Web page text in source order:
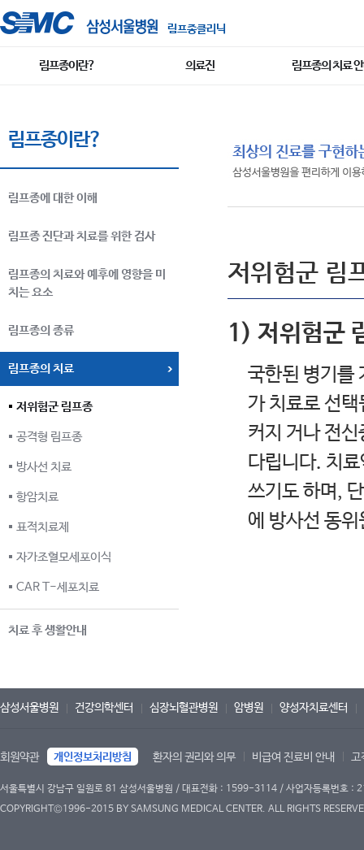
림프종클리닉
림프종이란? 의료진 림프종의 치료
림프종이란?
림프종에 대한 이해
림프종 진단과 치료를 위한 검사
림프종의 치료와 예후에 영향을 미
치는 요소
림프종의 종류
림프종의 치료
저위험군 림프종
공격형 림프종
방사선 치료
항암치료
표적치료제
자가조혈모세포이식
CAR T-세포치료
치료 후 생활안내
저위험군 림
1) 저위험군
국한된 병기를
가 치료로 선
커지 거나 전
다립니다. 치
쓰기도 하며,
에 방사선 동
삼성서울병원 건강의학센터 심장뇌혈관병원 암병원 양성자치료센터
회원약관 개인정보처리방침 환자의 권리와 의무 비급여 진료비 안내 고
서울특별시 강남구 일원로 81 삼성서울병원 / 대표전화 : 1599-3114 / 사업자등록번호
COPYRIGHT©1996-2015 BY SAMSUNG MEDICAL CENTER. ALL RIGHTS